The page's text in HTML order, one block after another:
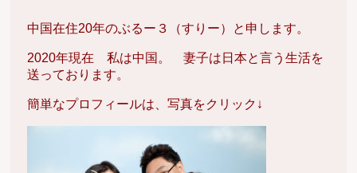
中国在住20年のぶるー３（すりー）と申します。
2020年現在 私は中国。 妻子は日本と言う生活を
送っております。
簡単なプロフィールは、写真をクリック↓